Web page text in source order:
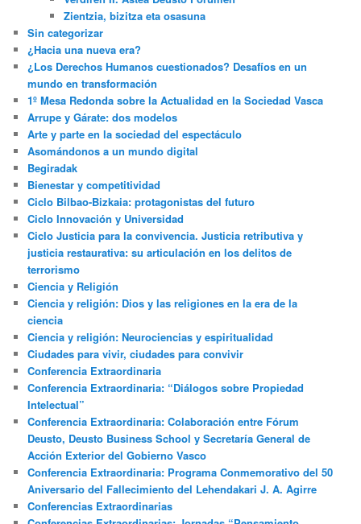
Zientzia, bizitza eta osasuna
Sin categorizar
¿Hacia una nueva era?
¿Los Derechos Humanos cuestionados? Desafíos en un
mundo en transformación
1º Mesa Redonda sobre la Actualidad en la Sociedad Vasca
Arrupe y Gárate: dos modelos
Arte y parte en la sociedad del espectáculo
Asomándonos a un mundo digital
Begiradak
Bienestar y competitividad
Ciclo Bilbao-Bizkaia: protagonistas del futuro
Ciclo Innovación y Universidad
Ciclo Justicia para la convivencia. Justicia retributiva y
justicia restaurativa: su articulación en los delitos de
terrorismo
Ciencia y Religión
Ciencia y religión: Dios y las religiones en la era de la
ciencia
Ciencia y religión: Neurociencias y espiritualidad
Ciudades para vivir, ciudades para convivir
Conferencia Extraordinaria
Conferencia Extraordinaria: “Diálogos sobre Propiedad
Intelectual”
Conferencia Extraordinaria: Colaboración entre Fórum
Deusto, Deusto Business School y Secretaría General de
Acción Exterior del Gobierno Vasco
Conferencia Extraordinaria: Programa Conmemorativo del 50
Aniversario del Fallecimiento del Lehendakari J. A. Agirre
Conferencias Extraordinarias